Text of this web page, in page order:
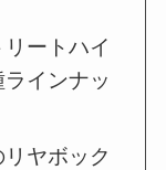
ートハイ
インナッ
ヤボック